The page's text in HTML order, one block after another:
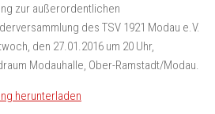
zur außerordentlichen
des TSV 1921 Modau e.V.
den 27.01.2016 um 20 Uhr,
Modauhalle, Ober-Ramstadt/Modau.
herunterladen